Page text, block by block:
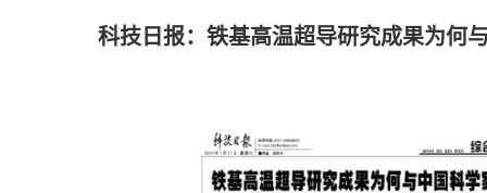
科技日报： 铁基高温超导研究成果为何